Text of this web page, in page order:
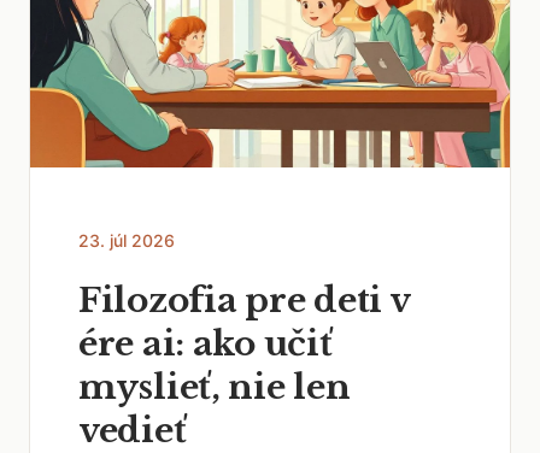
23. júl 2026
Filozofia pre deti v
ére ai: ako učiť
myslieť, nie len
vedieť